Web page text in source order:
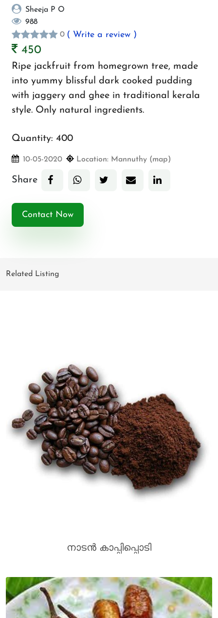
Sheeja P O
988
0 ( Write a review )
450
Ripe jackfruit from homegrown tree, made
into yummy blissful dark cooked pudding
with jaggery and ghee in traditional kerala
style. Only natural ingredients.
Quantity: 400
10-05-2020 Location: Mannuthy (map)
Share
Contact Now
Related Listing
നാടൻ കാപ്പിപ്പൊടി